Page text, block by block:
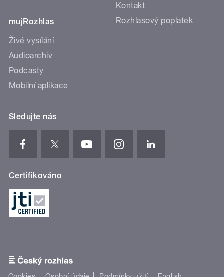
mujRozhlas
Živé vysílání
Audioarchiv
Podcasty
Mobilní aplikace
Kontakt
Rozhlasový poplatek
Sledujte nás
Certifikováno